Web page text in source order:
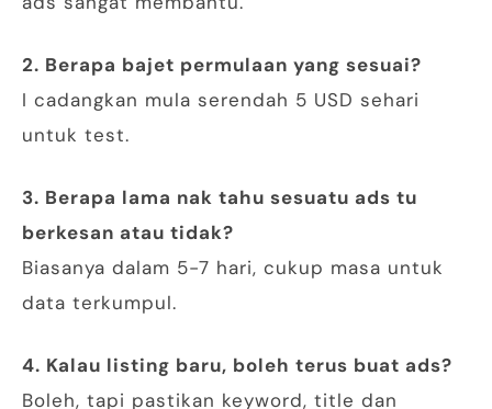
2. Berapa bajet permulaan yang sesuai?
I cadangkan mula serendah 5 USD sehari
untuk test.
3. Berapa lama nak tahu sesuatu ads tu
berkesan atau tidak?
Biasanya dalam 5-7 hari, cukup masa untuk
data terkumpul.
4. Kalau listing baru, boleh terus buat ads?
Boleh, tapi pastikan keyword, title dan